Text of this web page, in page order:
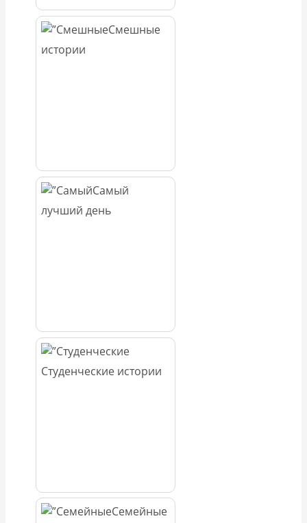
Смешные
истории
Самый
лучший день
Студенческие истории
Семейные